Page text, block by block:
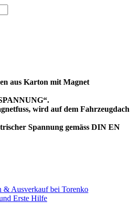
aus Karton mit Magnet
wird auf dem Fahrzeugdach
Spannung gemäss DIN EN
& Ausverkauf bei Torenko
Erste Hilfe